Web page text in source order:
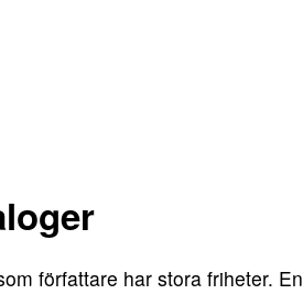
författare har stora friheter. En